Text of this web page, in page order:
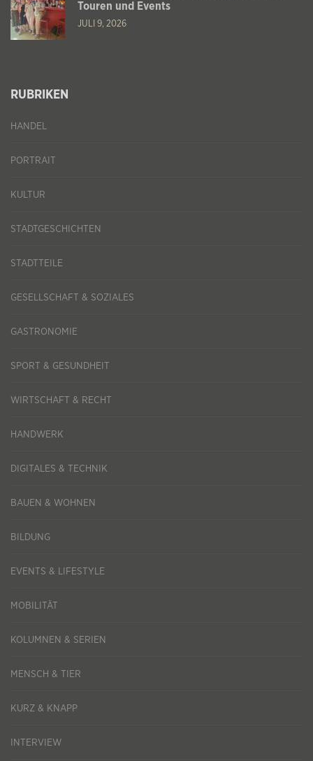
Touren und Events
JULI 9, 2026
RUBRIKEN
HANDEL
PORTRAIT
KULTUR
STADTGESCHICHTEN
STADTTEILE
GESELLSCHAFT & SOZIALES
GASTRONOMIE
SPORT & GESUNDHEIT
WIRTSCHAFT & RECHT
HANDWERK
DIGITALES & TECHNIK
BAUEN & WOHNEN
BILDUNG
EVENTS & LIFESTYLE
MOBILITÄT
KOLUMNEN & SERIEN
MENSCH & TIER
KURZ & KNAPP
INTERVIEW